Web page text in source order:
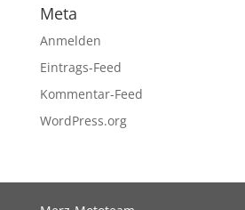
Meta
Anmelden
Eintrags-Feed
Kommentar-Feed
WordPress.org